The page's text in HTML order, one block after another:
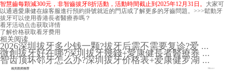
智慧齒每顆減300元，非智齒拔牙8折活動，活動時間截止到2025年12月31日。 大家可
以通過愛康健在線客服進行預約掛號就近的門店或了解更多的牙齒問題。>>>鬆動牙
拔牙可以使用香港長者醫療券嗎？
看牙活动点击获取详情
了解价格获取看牙费用
相关阅读
2026深圳拔牙多少钱一颗?拔牙后需不需要复诊?爱 ...
微創拔牙好在哪?深圳拔牙幾錢+愛康健長者醫療券 ...
智齿顶坏邻牙怎么办?深圳拔牙价格表+爱康健罗湖 ...
相关医师推荐 More+